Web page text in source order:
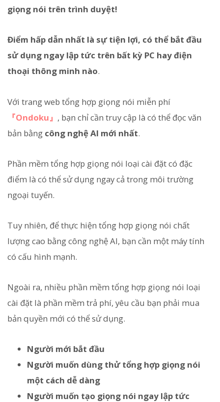
giọng nói trên trình duyệt!
Điểm hấp dẫn nhất là sự tiện lợi, có thể bắt đầu
sử dụng ngay lập tức trên bất kỳ PC hay điện
thoại thông minh nào.
Với trang web tổng hợp giọng nói miễn phí
『Ondoku』 , bạn chỉ cần truy cập là có thể đọc văn
bản bằng công nghệ AI mới nhất.
Phần mềm tổng hợp giọng nói loại cài đặt có đặc
điểm là có thể sử dụng ngay cả trong môi trường
ngoại tuyến.
Tuy nhiên, để thực hiện tổng hợp giọng nói chất
lượng cao bằng công nghệ AI, bạn cần một máy tính
có cấu hình mạnh.
Ngoài ra, nhiều phần mềm tổng hợp giọng nói loại
cài đặt là phần mềm trả phí, yêu cầu bạn phải mua
bản quyền mới có thể sử dụng.
Người mới bắt đầu
Người muốn dùng thử tổng hợp giọng nói
một cách dễ dàng
Người muốn tạo giọng nói ngay lập tức